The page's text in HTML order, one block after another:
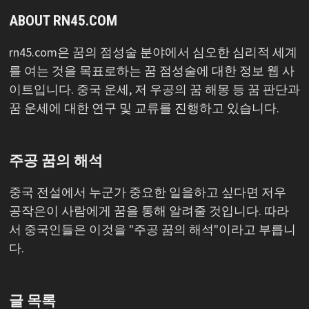
ABOUT RN45.COM
rn45.com은 꿈의 점성술 분야에서 심오한 심리적 세계
를 여는 것을 목표로하는 꿈 점성술에 대한 정보 웹 사
이트입니다. 중국 운세, 저 우공의 꿈 해몽 등 꿈 판단과
꿈 운세에 대한 연구 및 교류를 진행하고 있습니다.
주공 꿈의 해석
중국 전설에서 누군가 중요한 일을하고 싶다면 저우
공작은이 사람에게 꿈을 통해 알려줄 것입니다. 따라
서 중국인들은 이것을 "주공 꿈의 해석"이라고 부릅니
다.
글 목록